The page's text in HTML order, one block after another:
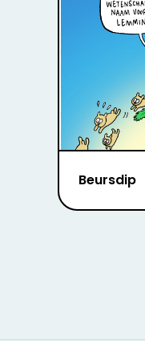
Beursdip